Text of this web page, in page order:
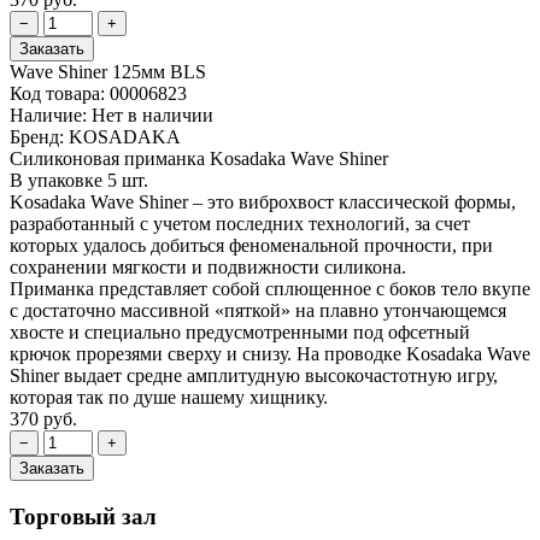
Wave Shiner 125мм BLS
Код товара: 00006823
Наличие: Нет в наличии
Бренд: KOSADAKA
Силиконовая приманка Kosadaka Wave Shiner
В упаковке 5 шт.
Kosadaka Wave Shiner – это виброхвост классической формы,
разработанный с учетом последних технологий, за счет
которых удалось добиться феноменальной прочности, при
сохранении мягкости и подвижности силикона.
Приманка представляет собой сплющенное с боков тело вкупе
с достаточно массивной «пяткой» на плавно утончающемся
хвосте и специально предусмотренными под офсетный
крючок прорезями сверху и снизу. На проводке Kosadaka Wave
Shiner выдает средне амплитудную высокочастотную игру,
которая так по душе нашему хищнику.
370 руб.
Торговый зал